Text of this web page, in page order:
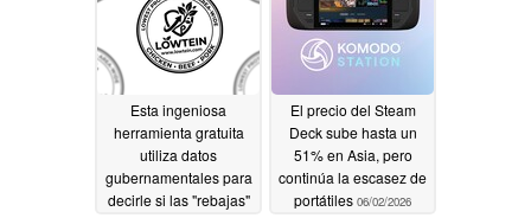
Esta ingeniosa
herramienta gratuita
utiliza datos
gubernamentales para
decirle si las "rebajas"
El precio del Steam
Deck sube hasta un
51% en Asia, pero
continúa la escasez de
portátiles 06/02/2026